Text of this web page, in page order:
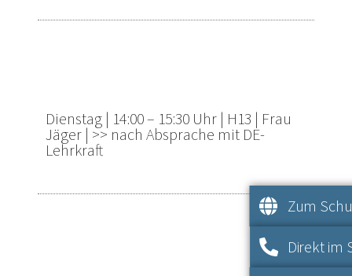
Dienstag | 14:00 – 15:30 Uhr | H13 | Frau
Jäger | >> nach Absprache mit DE-
Lehrkraft
RECHTSCHREIBFÖRDERUNG
Zum
Direkt im